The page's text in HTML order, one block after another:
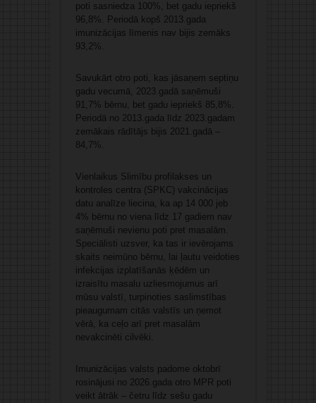
poti sasniedza 100%, bet gadu iepriekš
96,8%. Periodā kopš 2013.gada
imunizācijas līmenis nav bijis zemāks
93,2%.
Savukārt otro poti, kas jāsaņem septiņu
gadu vecumā, 2023.gadā saņēmuši
91,7% bērnu, bet gadu iepriekš 85,8%.
Periodā no 2013.gada līdz 2023.gadam
zemākais rādītājs bijis 2021.gadā –
84,7%.
Vienlaikus Slimību profilakses un
kontroles centra (SPKC) vakcinācijas
datu analīze liecina, ka ap 14 000 jeb
4% bērnu no viena līdz 17 gadiem nav
saņēmuši nevienu poti pret masalām.
Speciālisti uzsver, ka tas ir ievērojams
skaits neimūno bērnu, lai ļautu veidoties
infekcijas izplatīšanās ķēdēm un
izraisītu masalu uzliesmojumus arī
mūsu valstī, turpinoties saslimstības
pieaugumam citās valstīs un ņemot
vērā, ka ceļo arī pret masalām
nevakcinēti cilvēki.
Imunizācijas valsts padome oktobrī
rosinājusi no 2026.gada otro MPR poti
veikt ātrāk – četru līdz sešu gadu